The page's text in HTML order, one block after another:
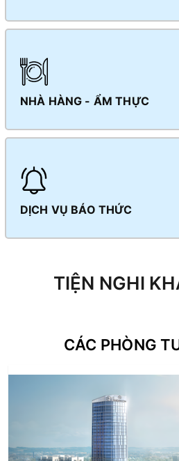
NHÀ HÀNG - ẨM THỰC
DỊCH VỤ BÁO THỨC
TIỆN NGHI
CÁC PHÒNG